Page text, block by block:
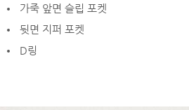
가죽 앞면 슬립 포켓
뒷면 지퍼 포켓
D링